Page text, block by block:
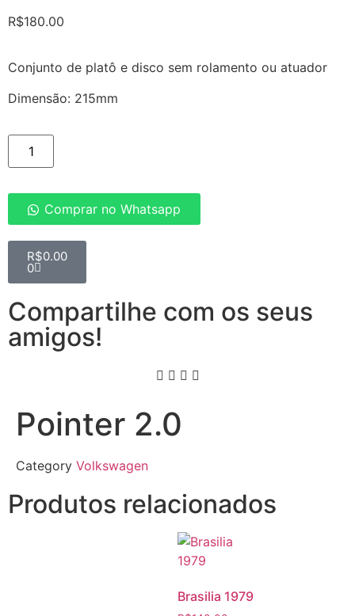
R$180.00
Conjunto de platô e disco sem rolamento ou atuador
Dimensão: 215mm
Comprar no Whatsapp
R$0.00
0
Compartilhe com os seus
amigos!
Pointer 2.0
Category Volkswagen
Produtos relacionados
Brasilia 1979